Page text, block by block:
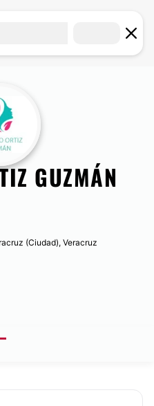
GUZMÁN
(Ciudad), Veracruz